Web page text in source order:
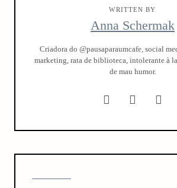
WRITTEN BY
Anna Schermak
Criadora do @pausaparaumcafe, social
marketing, rata de biblioteca, intolerante à
de mau humor.
P